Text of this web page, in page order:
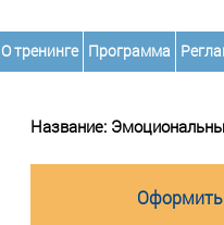
О тренинге Программа
Название:
Оформить